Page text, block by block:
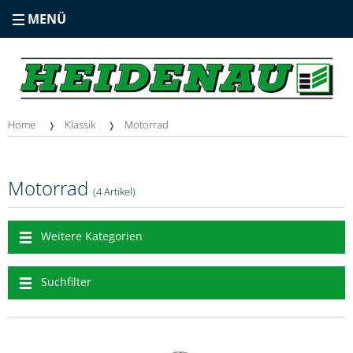
MENÜ
Home Klassik Motorrad
Motorrad (4 Artikel)
Weitere Kategorien
Suchfilter